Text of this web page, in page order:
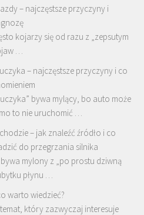
– najczęstsze przyczyny i
kojarzy się od razu z „zepsutym
…
– najczęstsze przyczyny i co
bywa mylący, bo auto może
to nie uruchomić …
– jak znaleźć źródło i co
do przegrzania silnika
mylony z „po prostu dziwną
płynu …
warto wiedzieć?
który zazwyczaj interesuje